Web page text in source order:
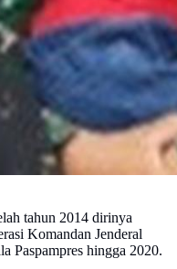
tahun 2014 dirinya
Komandan Jenderal
Paspampres hingga 2020.